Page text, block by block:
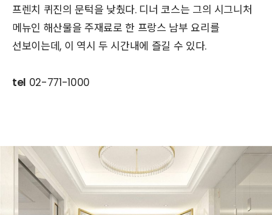
프렌치 퀴진의 문턱을 낮췄다. 디너 코스는 그의 시그니처
메뉴인 해산물을 주재료로 한 프랑스 남부 요리를
선보이는데, 이 역시 두 시간내에 즐길 수 있다.
tel 02-771-1000